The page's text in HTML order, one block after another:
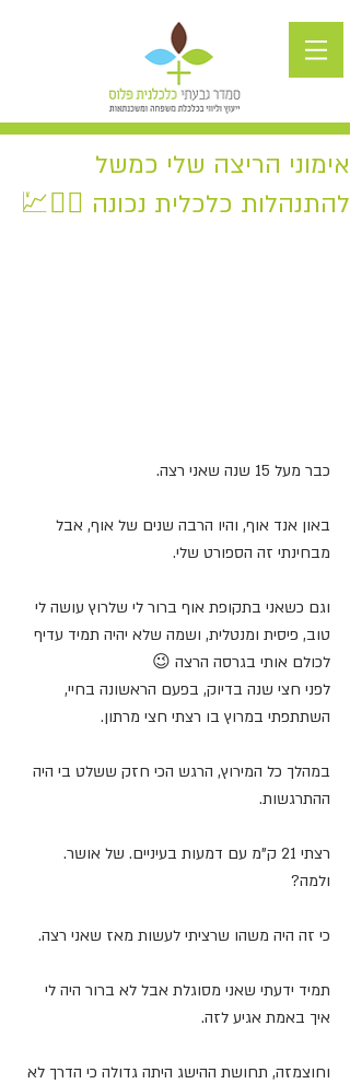
אימוני הריצה שלי כמשל
להתנהלות כלכלית נכונה 🏃‍♀️💹
כבר מעל 15 שנה שאני רצה.
באון אנד אוף, והיו הרבה שנים של אוף, אבל
מבחינתי זה הספורט שלי.
וגם כשאני בתקופת אוף ברור לי שלרוץ עושה לי
טוב, פיסית ומנטלית, ושמה שלא יהיה תמיד עדיף
לכולם אותי בגרסה הרצה 😉
לפני חצי שנה בדיוק, בפעם הראשונה בחיי,
השתתפתי במרוץ בו רצתי חצי מרתון.
במהלך כל המירוץ, הרגש הכי חזק ששלט בי היה
ההתרגשות.
רצתי 21 ק"מ עם דמעות בעיניים. של אושר.
ולמה?
כי זה היה משהו שרציתי לעשות מאז שאני רצה.
תמיד ידעתי שאני מסוגלת אבל לא ברור היה לי
איך באמת אגיע לזה.
וחוצמזה, תחושת ההישג היתה גדולה כי הדרך לא